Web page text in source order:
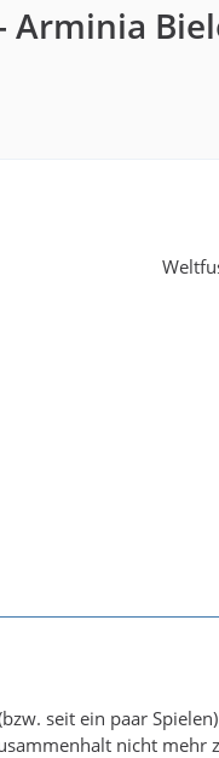
Arminia
seit ein paar
nicht mehr